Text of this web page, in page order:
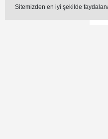
Sitemizden en iyi şekilde